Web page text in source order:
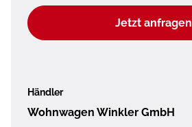
Jetzt anfragen
Händler
Wohnwagen Winkler GmbH